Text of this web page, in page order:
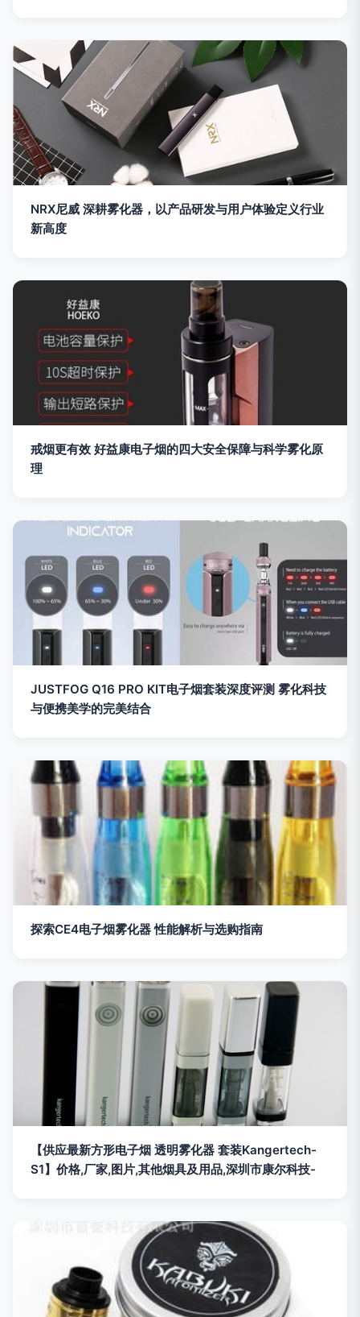
NRX尼威 深耕雾化器，以产品研发与用户体验定义行业
新高度
戒烟更有效 好益康电子烟的四大安全保障与科学雾化原
理
JUSTFOG Q16 PRO KIT电子烟套装深度评测 雾化科技
与便携美学的完美结合
探索CE4电子烟雾化器 性能解析与选购指南
【供应最新方形电子烟 透明雾化器 套装Kangertech-
S1】价格,厂家,图片,其他烟具及用品,深圳市康尔科技-